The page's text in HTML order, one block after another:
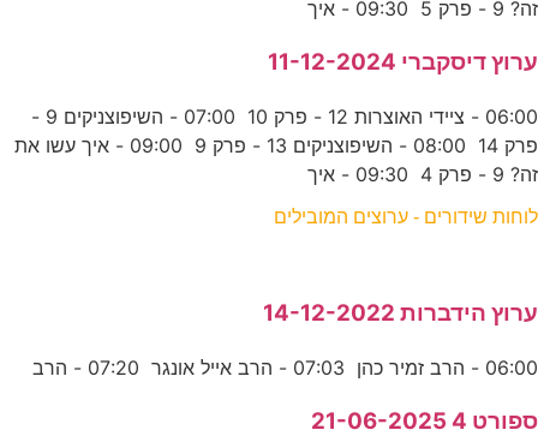
זה? 9 - פרק 5 09:30 - איך
ערוץ דיסקברי 11-12-2024
06:00 - ציידי האוצרות 12 - פרק 10 07:00 - השיפוצניקים 9 -
פרק 14 08:00 - השיפוצניקים 13 - פרק 9 09:00 - איך עשו את
זה? 9 - פרק 4 09:30 - איך
לוחות שידורים - ערוצים המובילים
ערוץ הידברות 14-12-2022
06:00 - הרב זמיר כהן 07:03 - הרב אייל אונגר 07:20 - הרב
ספורט 4 21-06-2025